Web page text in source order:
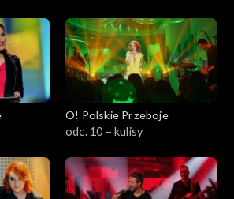
O! Polskie Przeboje
odc. 10 – kulisy